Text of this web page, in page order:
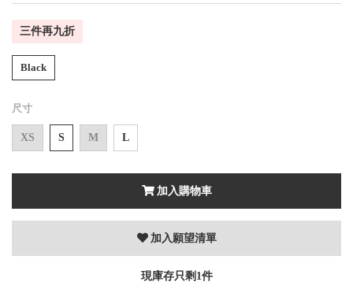
三件再九折
Black
尺寸
XS S M L
加入購物車
加入願望清單
現庫存只剩1件